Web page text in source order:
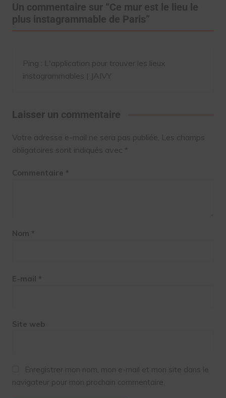
Un commentaire sur “Ce mur est le lieu le
plus instagrammable de Paris”
Ping : L'application pour trouver les lieux
instagrammables | JAIVY
Laisser un commentaire
Votre adresse e-mail ne sera pas publiée. Les champs
obligatoires sont indiqués avec *
Commentaire *
Nom *
E-mail *
Site web
Enregistrer mon nom, mon e-mail et mon site dans le
navigateur pour mon prochain commentaire.